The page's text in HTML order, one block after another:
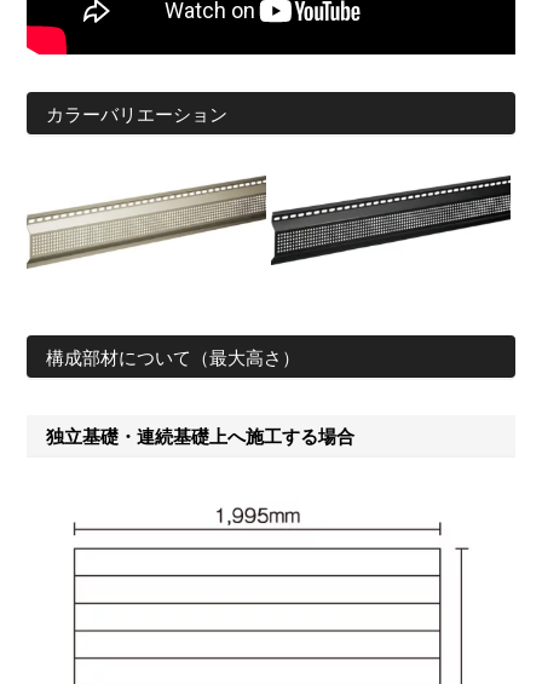
カラーバリエーション
構成部材について（最大高さ）
独立基礎・連続基礎上へ施工する場合